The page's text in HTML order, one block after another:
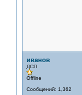
иванов
ДСП
Offline
Сообщений: 1,362